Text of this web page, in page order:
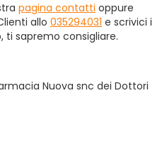
pagina contatti oppure
allo 035294031 e scrivici i
sapremo consigliare.
Nuova snc dei Dottori